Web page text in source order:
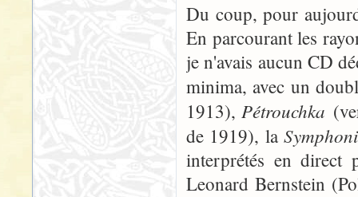
Du coup, pour
En parcourant les
je n'avais aucun CD
minima, avec un
1913), Pétrouchka
de 1919), la
interprétés en direct
Leonard Bernstein